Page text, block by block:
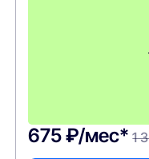
675 ₽/мес* 1